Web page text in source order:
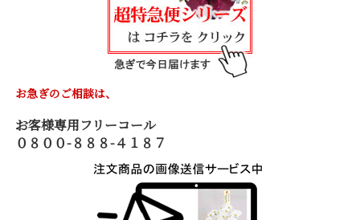
お急ぎのご相談は、
お客様専用フリーコール
０８００-８８８-４１８７